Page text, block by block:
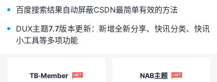
百度搜索结果自动屏蔽CSDN最简单有效的方法
DUX主题7.7版本更新：新增全新分享、快讯分类、快讯
小工具等多项功能
TB-Member  NAB主题 